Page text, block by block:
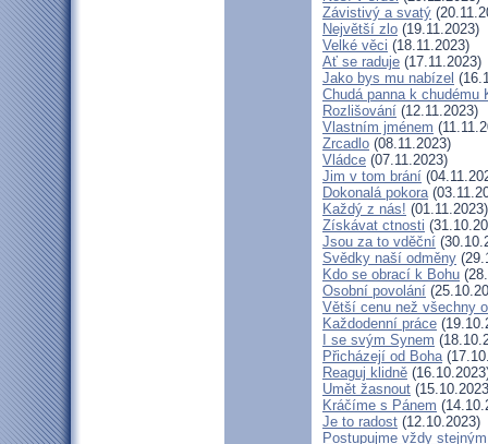
Závistivý a svatý
Největší zlo (19.11.2023)
Velké věci (18.11.2023)
Ať se raduje (17.11.2023)
Jako bys mu nabízel
Chudá panna k chudému
Rozlišování (12.11.2023)
Vlastním jménem
Zrcadlo (08.11.2023)
Vládce (07.11.2023)
Jim v tom brání
Dokonalá pokora
Každý z nás! (01.11.2023)
Získávat ctnosti
Jsou za to vděční
Svědky naší odměny
Kdo se obrací k Bohu
Osobní povolání
Větší cenu než všechny
Každodenní práce
I se svým Synem
Přicházejí od Boha
Reaguj klidně
Umět žasnout
Kráčíme s Pánem
Je to radost (12.10.2023)
Postupujme vždy